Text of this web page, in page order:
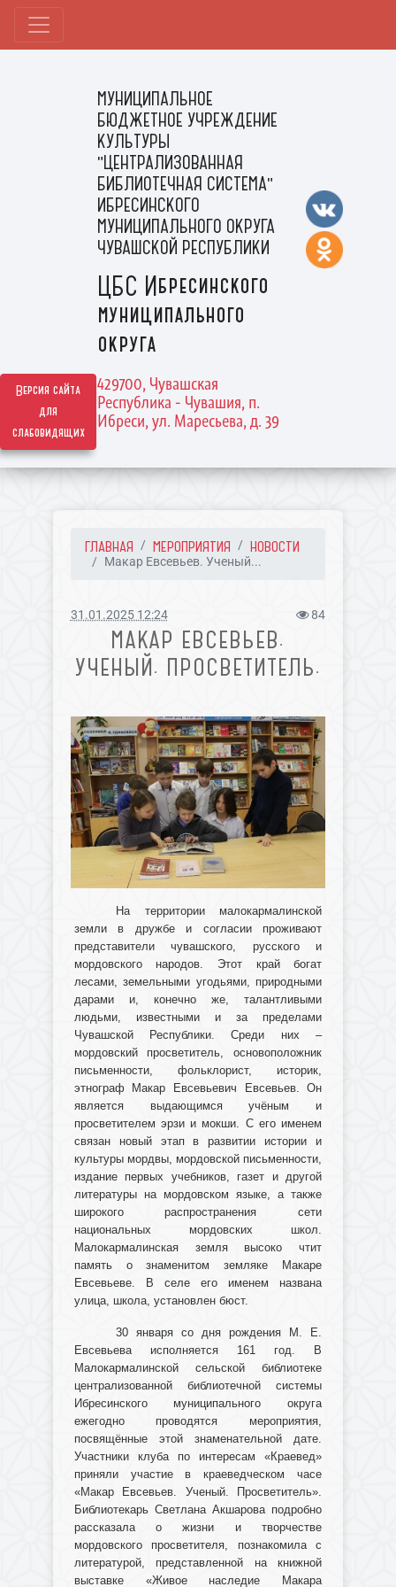
Версия сайта
для
слабовидящих
МУНИЦИПАЛЬНОЕ
БЮДЖЕТНОЕ УЧРЕЖДЕНИЕ
КУЛЬТУРЫ
"ЦЕНТРАЛИЗОВАННАЯ
БИБЛИОТЕЧНАЯ СИСТЕМА"
ИБРЕСИНСКОГО
МУНИЦИПАЛЬНОГО ОКРУГА
ЧУВАШСКОЙ РЕСПУБЛИКИ
ЦБС Ибресинского
муниципального
округа
429700, Чувашская
Республика - Чувашия, п.
Ибреси, ул. Маресьева, д. 39
ГЛАВНАЯ МЕРОПРИЯТИЯ НОВОСТИ
Макар Евсевьев. Ученый...
31.01.2025 12:24 84
МАКАР ЕВСЕВЬЕВ.
УЧЕНЫЙ. ПРОСВЕТИТЕЛЬ.
На территории малокармалинской
земли в дружбе и согласии проживают
представители чувашского, русского и
мордовского народов. Этот край богат
лесами, земельными угодьями, природными
дарами и, конечно же, талантливыми
людьми, известными и за пределами
Чувашской Республики. Среди них –
мордовский просветитель, основоположник
письменности, фольклорист, историк,
этнограф Макар Евсевьевич Евсевьев. Он
является выдающимся учёным и
просветителем эрзи и мокши. С его именем
связан новый этап в развитии истории и
культуры мордвы, мордовской письменности,
издание первых учебников, газет и другой
литературы на мордовском языке, а также
широкого распространения сети
национальных мордовских школ.
Малокармалинская земля высоко чтит
память о знаменитом земляке Макаре
Евсевьеве. В селе его именем названа
улица, школа, установлен бюст.
30 января со дня рождения М. Е.
Евсевьева исполняется 161 год. В
Малокармалинской сельской библиотеке
централизованной библиотечной системы
Ибресинского муниципального округа
ежегодно проводятся мероприятия,
посвящённые этой знаменательной дате.
Участники клуба по интересам «Краевед»
приняли участие в краеведческом часе
«Макар Евсевьев. Ученый. Просветитель».
Библиотекарь Светлана Акшарова подробно
рассказала о жизни и творчестве
мордовского просветителя, познакомила с
литературой, представленной на книжной
выставке «Живое наследие Макара